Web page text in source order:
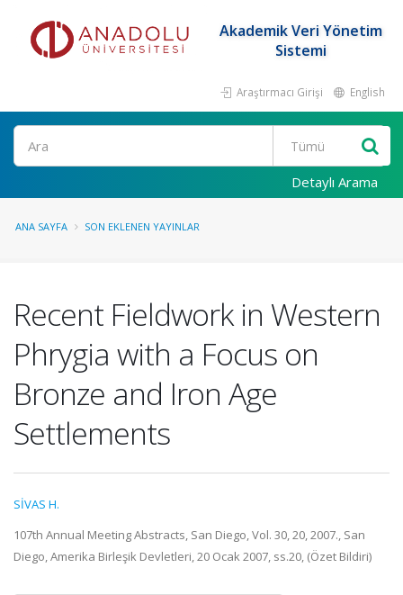
Akademik Veri Yönetim
Sistemi
Araştırmacı Girişi English
Ara
Detaylı Arama
ANA SAYFA SON EKLENEN YAYINLAR
Recent Fieldwork in Western
Phrygia with a Focus on
Bronze and Iron Age
Settlements
SİVAS H.
107th Annual Meeting Abstracts, San Diego, Vol. 30, 20, 2007., San
Diego, Amerika Birleşik Devletleri, 20 Ocak 2007, ss.20, (Özet Bildiri)